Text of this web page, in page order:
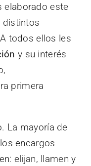
elaborado este
distintos
todos ellos les
y su interés
primera
La mayoría de
encargos
elijan, llamen y